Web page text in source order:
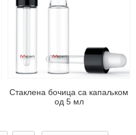
Стаклена бочица са капаљком
од 5 мл